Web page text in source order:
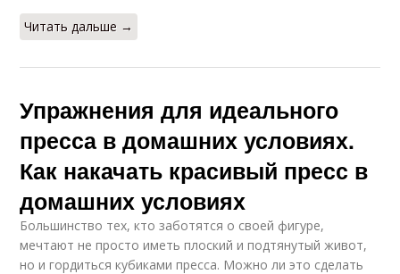
Читать дальше →
Упражнения для идеального
пресса в домашних условиях.
Как накачать красивый пресс в
домашних условиях
Большинство тех, кто заботятся о своей фигуре,
мечтают не просто иметь плоский и подтянутый живот,
но и гордиться кубиками пресса. Можно ли это сделать